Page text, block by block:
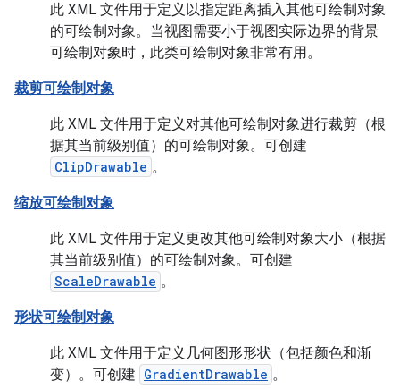
此 XML 文件用于定义以指定距离插入其他可绘制对象
的可绘制对象。当视图需要小于视图实际边界的背景
可绘制对象时，此类可绘制对象非常有用。
裁剪可绘制对象
此 XML 文件用于定义对其他可绘制对象进行裁剪（根
据其当前级别值）的可绘制对象。可创建
ClipDrawable 。
缩放可绘制对象
此 XML 文件用于定义更改其他可绘制对象大小（根据
其当前级别值）的可绘制对象。可创建
ScaleDrawable 。
形状可绘制对象
此 XML 文件用于定义几何图形形状（包括颜色和渐
变）。可创建 GradientDrawable 。